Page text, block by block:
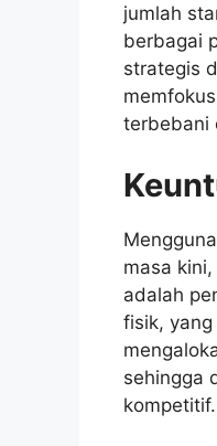
jumlah
berbagai
strategis
terbebani
masa
adalah
fisik,
sehingga
kompetitif.